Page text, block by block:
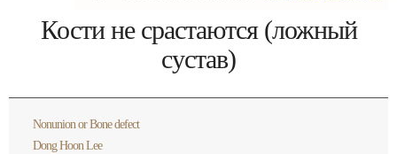
Кости не срастаются (ложный
сустав)
Nonunion or Bone defect
Dong Hoon Lee